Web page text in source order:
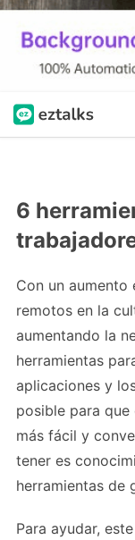
6
Con un
remotos en la
aumentando la
herramientas
aplicaciones y
posible para
más fácil y
tener es
herramientas de
Para ayudar,